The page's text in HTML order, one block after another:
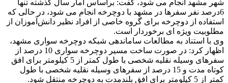
شهر مشهد انجام می شود، گفت: براساس آمار سال گذشته تنها
6درصد نفر سفرها در مشهد با دوچرخه انجام می شود، در حالی که
استفاده از دوچرخه برای گروه خاصی از افراد نظیر دانش‌آموزان از
مطلوبیت ویژه ای برخوردار است.
وی با استناد به مطالعات ساماندهی شبكه دوچرخه سواری مشهد،
اظهار كرد: در صورت ساخت مسیر دوچرخه سواری 10 درصد از
سفرهای وسیله نقلیه شخصی با طول كمتر از 5 كیلومتر برای افق
كوتاه مدت و 15 درصد از سفرهای وسیله نقلیه شخصی با طول
كمتر از 5 كیلومتر برای افق بلندمدت به دوچرخه منتقل شود.